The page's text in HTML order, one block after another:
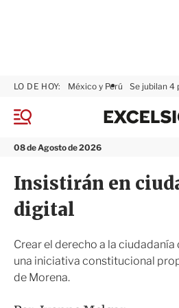
M
n
08 de Agosto de 2026
LO DE HOY: México y Perú Se jubilan 4
Insistirán en
digital
Crear el derecho a la
una iniciativa constitucional
de Morena.